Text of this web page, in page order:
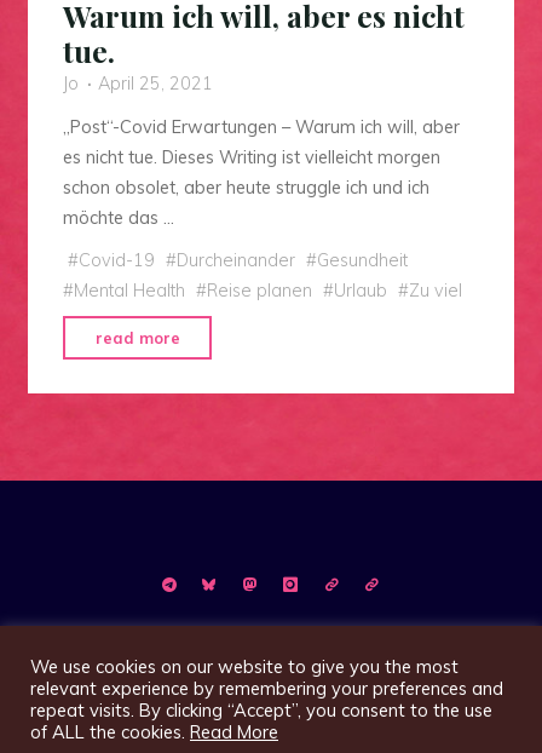
Warum ich will, aber es nicht
tue.
Jo
April 25, 2021
„Post“-Covid Erwartungen – Warum ich will, aber
es nicht tue. Dieses Writing ist vielleicht morgen
schon obsolet, aber heute struggle ich und ich
möchte das …
#Covid-19 #Durcheinander #Gesundheit
#Mental Health #Reise planen #Urlaub #Zu viel
read more
Covid
Erwartungen
ich
es
We use cookies on our website to give you the most
relevant experience by remembering your preferences and
repeat visits. By clicking “Accept”, you consent to the use
of ALL the cookies. Read More